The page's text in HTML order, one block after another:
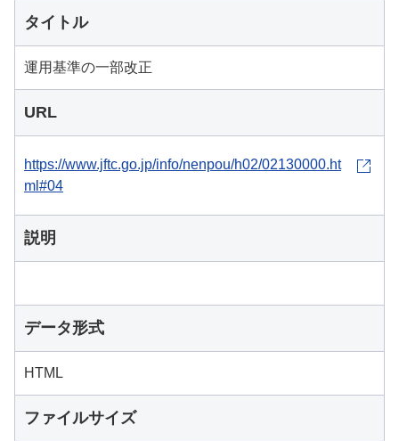
タイトル
運用基準の一部改正
URL
https://www.jftc.go.jp/info/nenpou/h02/02130000.ht
ml#04
説明
データ形式
HTML
ファイルサイズ